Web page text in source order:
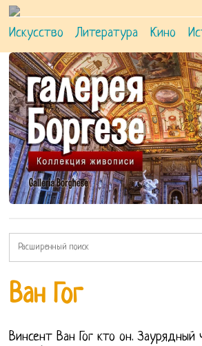
Искусство Литература Кино
Ван Гог
Винсент Ван Гог кто он. Заурядный